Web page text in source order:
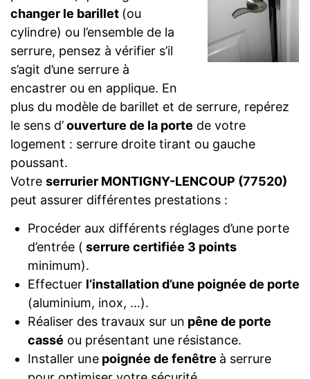
changer le barillet (ou
cylindre) ou l’ensemble de la
serrure, pensez à vérifier s’il
s’agit d’une serrure à
encastrer ou en applique. En
plus du modèle de barillet et de serrure, repérez
le sens d’ouverture de la porte de votre
logement : serrure droite tirant ou gauche
poussant.
Votre serrurier MONTIGNY-LENCOUP (77520)
peut assurer différentes prestations :
Procéder aux différents réglages d’une porte
d’entrée ( serrure certifiée 3 points
minimum).
Effectuer l’installation d’une poignée de porte
(aluminium, inox, …).
Réaliser des travaux sur un pêne de porte
cassé ou présentant une résistance.
Installer unepoignée de fenêtre à serrure